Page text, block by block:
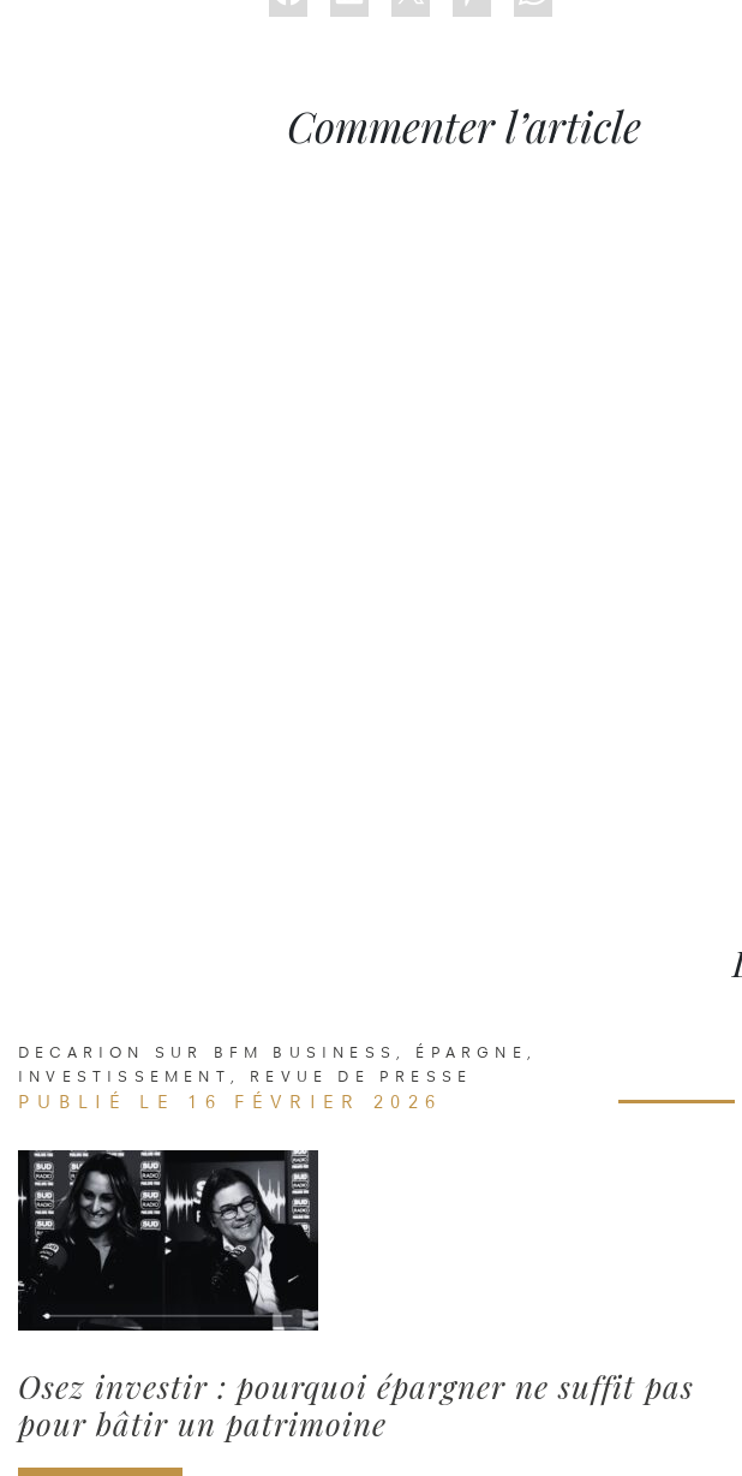
Commenter l’article
DECARION SUR BFM BUSINESS ÉPARGNE
INVESTISSEMENT
REVUE DE PRESSE
PUBLIÉ LE 16 FÉVRIER 2026
Osez investir : pourquoi épargner ne suffit pas
pour bâtir un patrimoine